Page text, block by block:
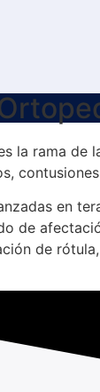
la rama de
en
de
de